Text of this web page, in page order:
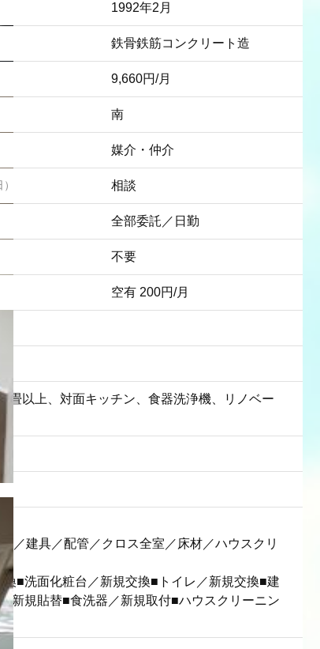
1992年2月
鉄骨鉄筋コンクリート造
9,660円/月
南
媒介・仲介
相談
全部委託／日勤
不要
空有 200円/月
畳以上、対面キッチン、食器洗浄機、リノベー
／建具／配管／クロス全室／床材／ハウスクリ
■洗面化粧台／新規交換■トイレ／新規交換■建
新規貼替■食洗器／新規取付■ハウスクリーニン